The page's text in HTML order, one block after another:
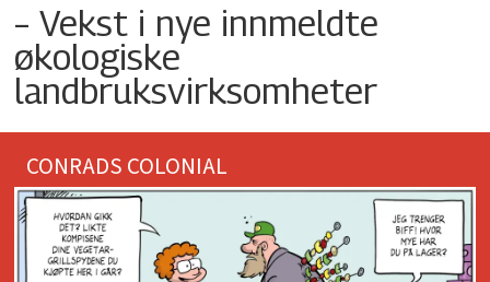
– Vekst i nye innmeldte
økologiske
landbruksvirksomheter
CONRADS COLONIAL